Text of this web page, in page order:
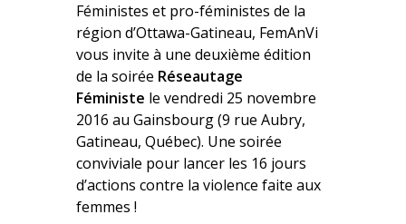
Féministes et pro-féministes de la
région d’Ottawa-Gatineau, FemAnVi
vous invite à une deuxième édition
de la soirée Réseautage
Féministe le vendredi 25 novembre
2016 au Gainsbourg (9 rue Aubry,
Gatineau, Québec). Une soirée
conviviale pour lancer les 16 jours
d’actions contre la violence faite aux
femmes !